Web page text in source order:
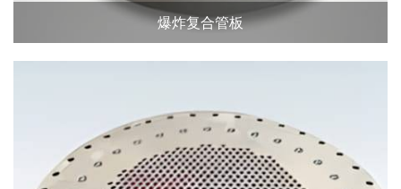
爆炸复合管板